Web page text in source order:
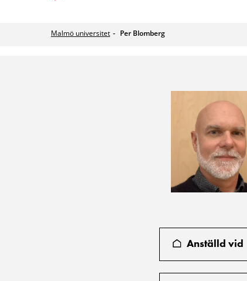
Malmö universitet Per Blomberg
Anställd vid